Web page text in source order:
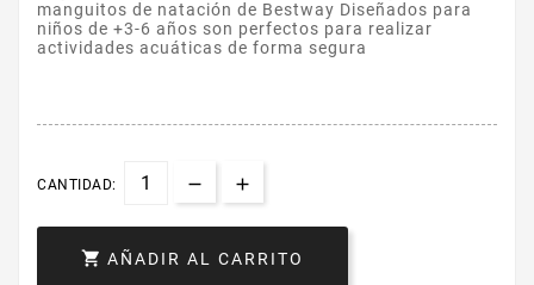
manguitos de natación de Bestway Diseñados para
niños de +3-6 años son perfectos para realizar
actividades acuáticas de forma segura
CANTIDAD:
 AÑADIR AL CARRITO